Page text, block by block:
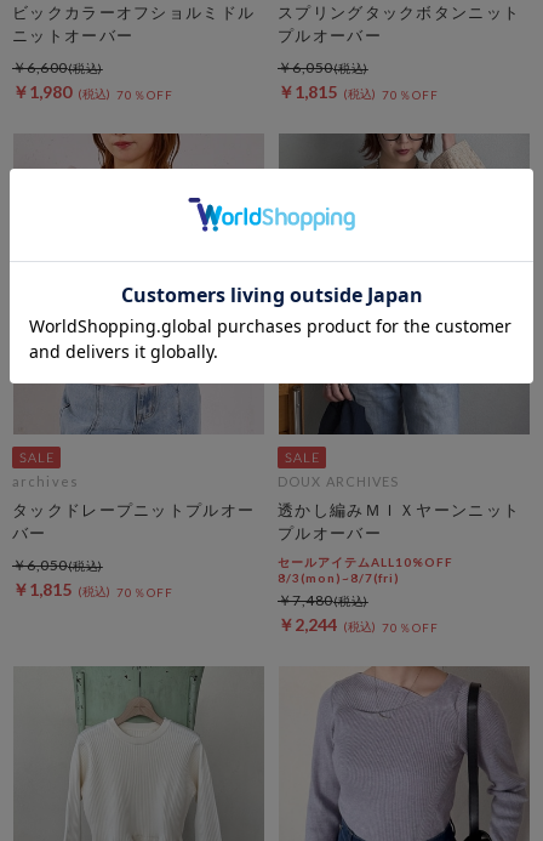
ビックカラーオフショルミドル
ニットオーバー
￥1,980 70％OFF
￥6,600
スプリングタックボタンニット
プルオーバー
￥1,815 70％OFF
￥6,050
archives
タックドレープニットプルオー
バー
￥1,815 70％OFF
￥6,050
DOUX ARCHIVES
透かし編みＭＩＸヤーンニット
プルオーバー
セールアイテムALL10%OFF
8/3(mon)~8/7(fri)
￥2,244 70％OFF
￥7,480